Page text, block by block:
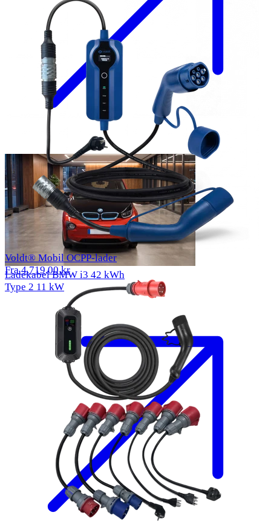
Ladekabel BMW i3 42 kWh
Type 2 11 kW
Voldt® Mobil OCPP-lader
Fra 4.719,00 kr